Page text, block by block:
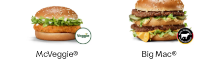
McVeggie® Big Mac®